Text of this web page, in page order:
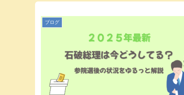
ブログ